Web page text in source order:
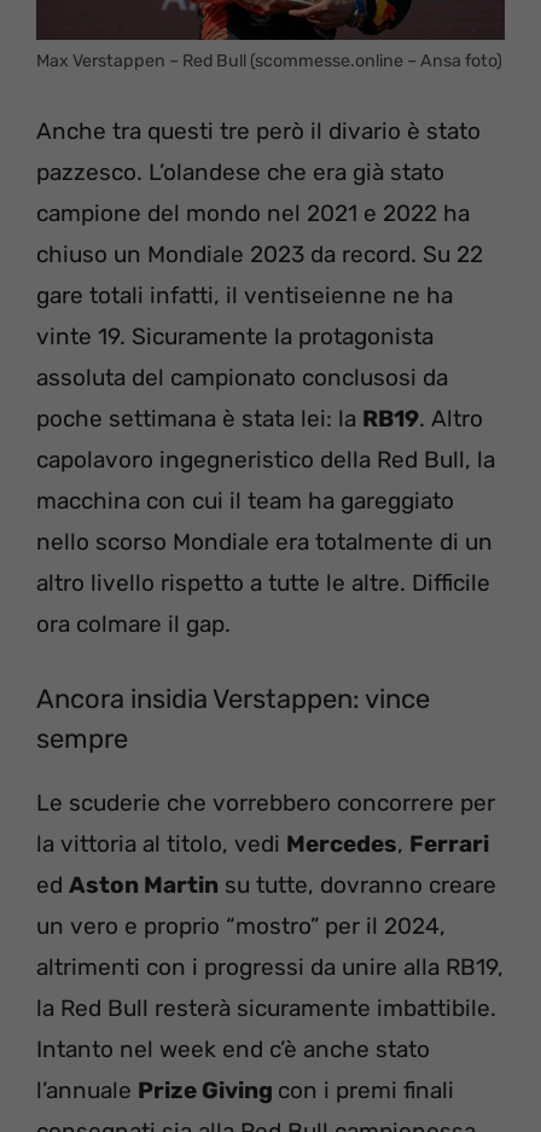
Max Verstappen – Red Bull (scommesse.online – Ansa foto)
Anche tra questi tre però il divario è stato
pazzesco. L’olandese che era già stato
campione del mondo nel 2021 e 2022 ha
chiuso un Mondiale 2023 da record. Su 22
gare totali infatti, il ventiseienne ne ha
vinte 19. Sicuramente la protagonista
assoluta del campionato conclusosi da
poche settimana è stata lei: la RB19. Altro
capolavoro ingegneristico della Red Bull, la
macchina con cui il team ha gareggiato
nello scorso Mondiale era totalmente di un
altro livello rispetto a tutte le altre. Difficile
ora colmare il gap.
Ancora insidia Verstappen: vince
sempre
Le scuderie che vorrebbero concorrere per
la vittoria al titolo, vedi Mercedes, Ferrari
ed Aston Martin su tutte, dovranno creare
un vero e proprio “mostro” per il 2024,
altrimenti con i progressi da unire alla RB19,
la Red Bull resterà sicuramente imbattibile.
Intanto nel week end c’è anche stato
l’annuale Prize Giving con i premi finali